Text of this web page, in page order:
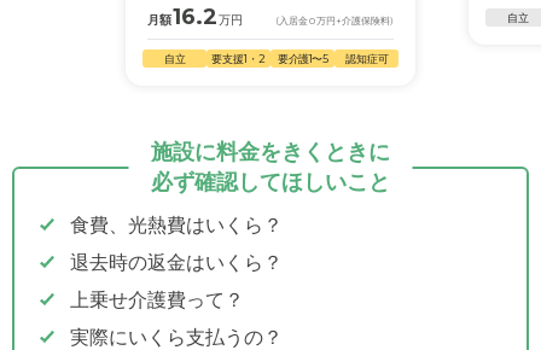
月額16.2万円 (入居金0万円 +介護保険料)
自立 要支援1・2 要介護1〜5 認知症可
自立
施設に料金をきくときに
必ず確認してほしいこと
食費、光熱費はいくら？
退去時の返金はいくら？
上乗せ介護費って？
実際にいくら支払うの？